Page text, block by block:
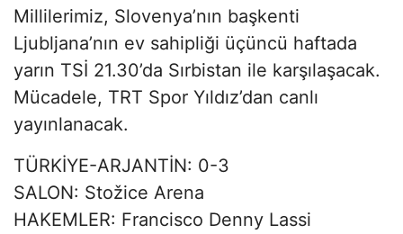
Millilerimiz, Slovenya’nın başkenti
Ljubljana’nın ev sahipliği üçüncü haftada
yarın TSİ 21.30’da Sırbistan ile karşılaşacak.
Mücadele, TRT Spor Yıldız’dan canlı
yayınlanacak.
TÜRKİYE-ARJANTİN: 0-3
SALON: Stožice Arena
HAKEMLER: Francisco Denny Lassi